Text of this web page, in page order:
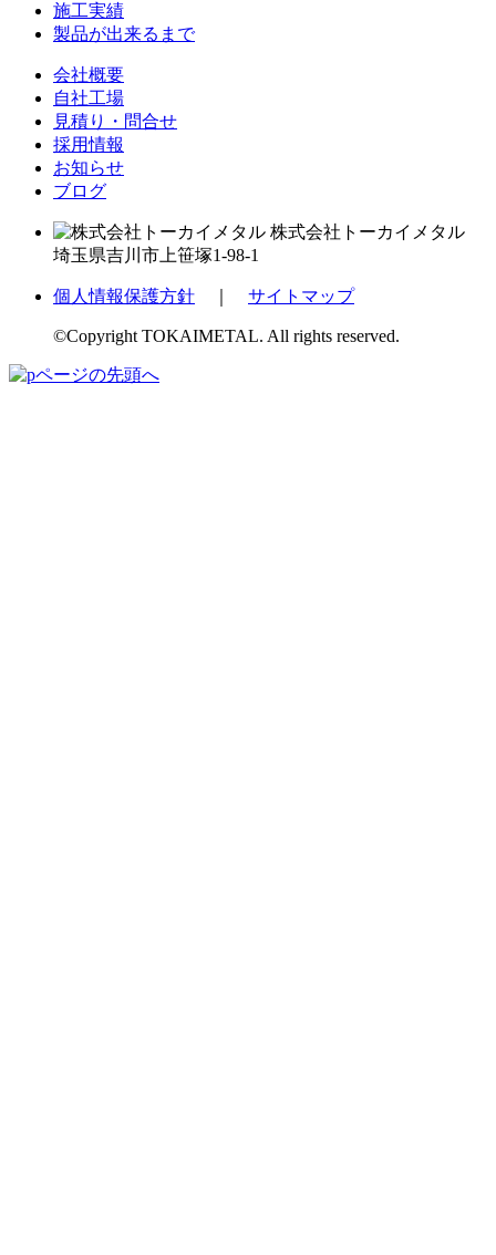
施工実績
製品が出来るまで
会社概要
自社工場
見積り・問合せ
採用情報
お知らせ
ブログ
株式会社トーカイメタル
埼玉県吉川市上笹塚1-98-1
個人情報保護方針 サイトマップ
©Copyright TOKAIMETAL. All rights reserved.